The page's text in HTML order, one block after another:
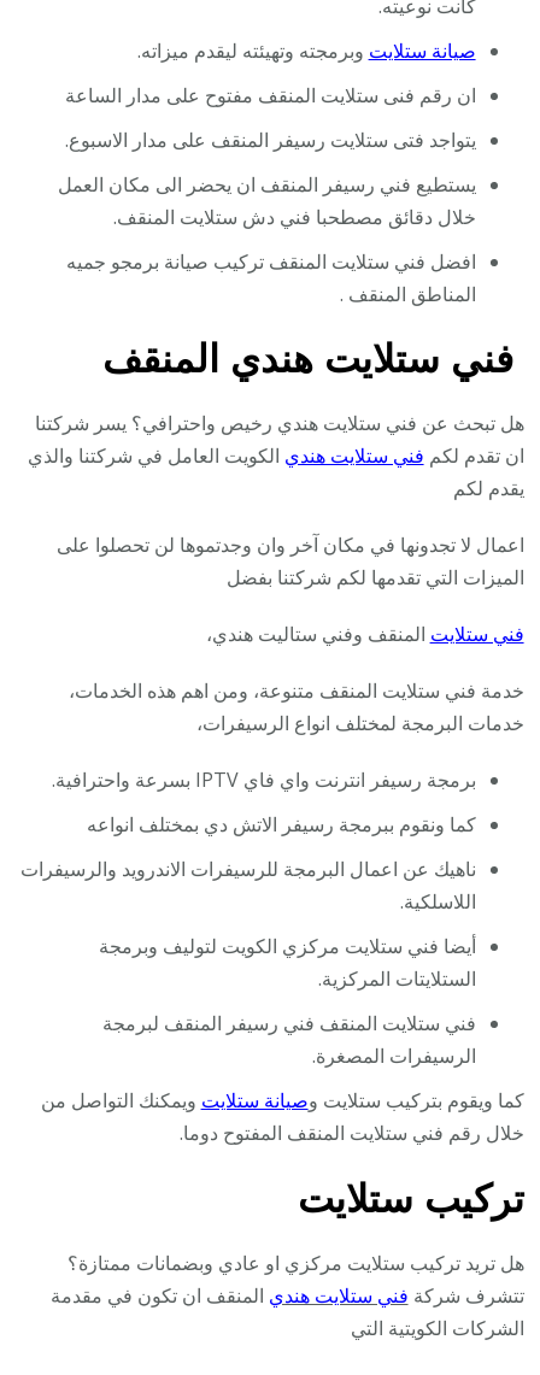
كانت نوعيته.
صيانة ستلايت وبرمجته وتهيئته ليقدم ميزاته.
ان رقم فنى ستلايت المنقف مفتوح على مدار الساعة
يتواجد فتى ستلايت رسيفر المنقف على مدار الاسبوع.
يستطيع فني رسيفر المنقف ان يحضر الى مكان العمل
خلال دقائق مصطحبا فني دش ستلايت المنقف.
افضل فني ستلايت المنقف تركيب صيانة برمجو جميه
المناطق المنقف .
فني ستلايت هندي المنقف
هل تبحث عن فني ستلايت هندي رخيص واحترافي؟ يسر شركتنا
ان تقدم لكم فني ستلايت هندي الكويت العامل في شركتنا والذي
يقدم لكم
اعمال لا تجدونها في مكان آخر وان وجدتموها لن تحصلوا على
الميزات التي تقدمها لكم شركتنا بفضل
فني ستلايت المنقف وفني ستاليت هندي،
خدمة فني ستلايت المنقف متنوعة، ومن اهم هذه الخدمات،
خدمات البرمجة لمختلف انواع الرسيفرات،
برمجة رسيفر انترنت واي فاي IPTV بسرعة واحترافية.
كما ونقوم ببرمجة رسيفر الاتش دي بمختلف انواعه
ناهيك عن اعمال البرمجة للرسيفرات الاندرويد والرسيفرات
اللاسلكية.
أيضا فني ستلايت مركزي الكويت لتوليف وبرمجة
الستلايتات المركزية.
فني ستلايت المنقف فني رسيفر المنقف لبرمجة
الرسيفرات المصغرة.
كما ويقوم بتركيب ستلايت وصيانة ستلايت ويمكنك التواصل من
خلال رقم فني ستلايت المنقف المفتوح دوما.
تركيب ستلايت
هل تريد تركيب ستلايت مركزي او عادي وبضمانات ممتازة؟
تتشرف شركة فني ستلايت هندي المنقف ان تكون في مقدمة
الشركات الكويتية التي